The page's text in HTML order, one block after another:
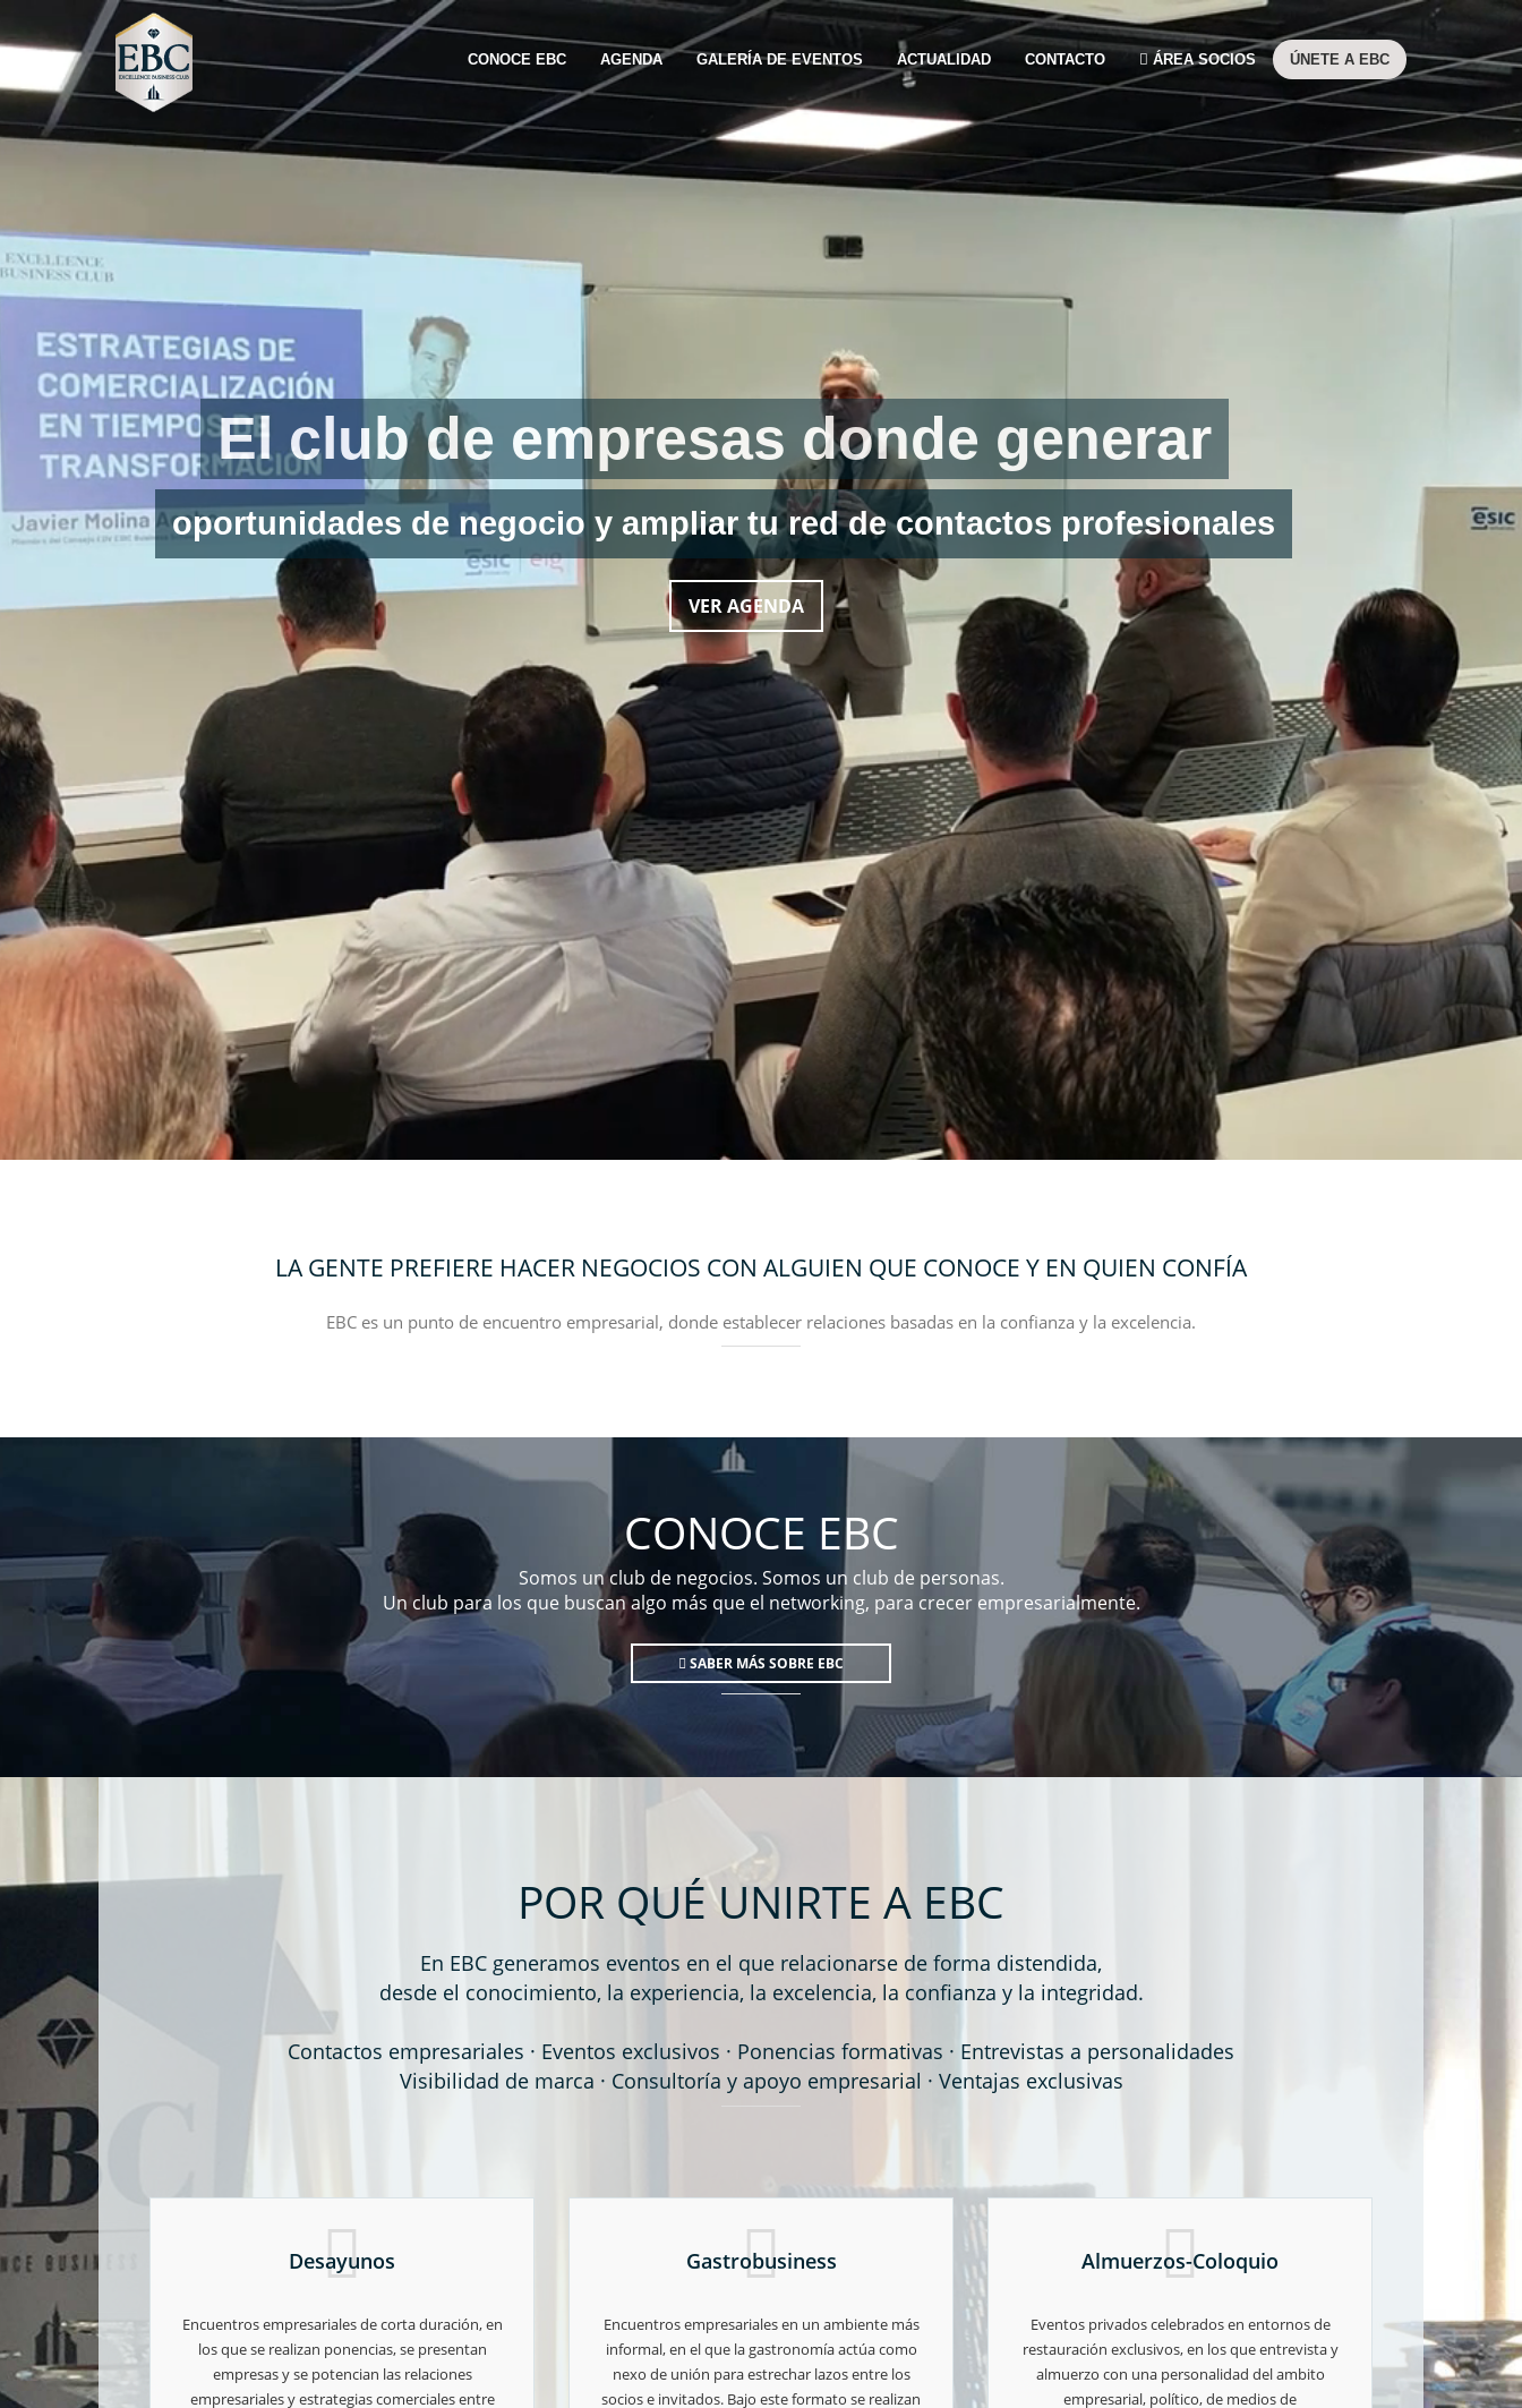
CONOCE EBC AGENDA GALERÍA DE EVENTOS ACTUALIDAD CONTACTO ÁREA SOCIOS ÚNETE A EBC
El club de empresas donde generar
oportunidades de negocio y ampliar tu red de contactos profesionales
VER AGENDA
LA GENTE PREFIERE HACER NEGOCIOS CON ALGUIEN QUE CONOCE Y EN QUIEN CONFÍA
EBC es un punto de encuentro empresarial, donde establecer relaciones basadas en la confianza y la excelencia.
CONOCE EBC
Somos un club de negocios. Somos un club de personas.
Un club para los que buscan algo más que el networking, para crecer empresarialmente.
SABER MÁS SOBRE EBC
POR QUÉ UNIRTE A EBC
En EBC generamos eventos en el que relacionarse de forma distendida,
desde el conocimiento, la experiencia, la excelencia, la confianza y la integridad.
Contactos empresariales · Eventos exclusivos · Ponencias formativas · Entrevistas a personalidades
Visibilidad de marca · Consultoría y apoyo empresarial · Ventajas exclusivas
Desayunos
Encuentros empresariales de corta duración, en
los que se realizan ponencias, se presentan
empresas y se potencian las relaciones
empresariales y estrategias comerciales entre
Gastrobusiness
Encuentros empresariales en un ambiente más
informal, en el que la gastronomía actúa como
nexo de unión para estrechar lazos entre los
socios e invitados. Bajo este formato se realizan
Almuerzos-Coloquio
Eventos privados celebrados en entornos de
restauración exclusivos, en los que entrevista y
almuerzo con una personalidad del ambito
empresarial, político, de medios de